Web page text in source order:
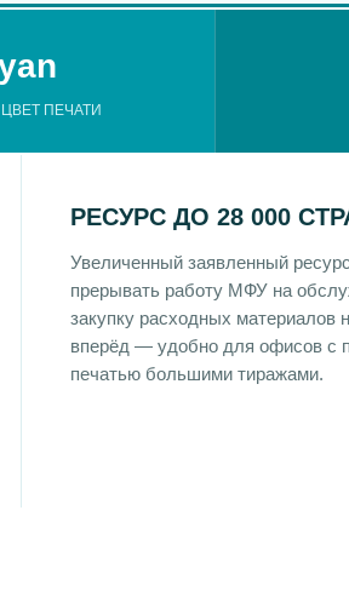
ПЕЧАТИ
РЕСУРС ДО 28 000
Увеличенный заявленный
прерывать работу МФУ на
закупку расходных материалов
вперёд — удобно для офисов с
печатью большими тиражами.